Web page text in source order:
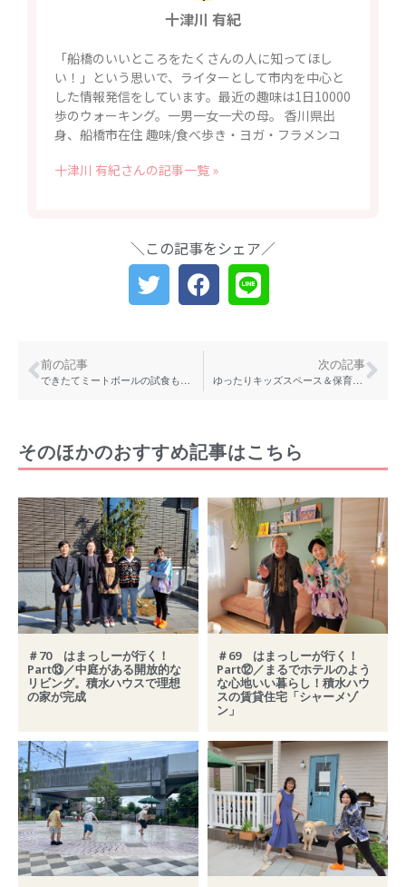
十津川 有紀
「船橋のいいところをたくさんの人に知ってほし
い！」という思いで、ライターとして市内を中心と
した情報発信をしています。最近の趣味は1日10000
歩のウォーキング。一男一女一犬の母。 香川県出
身、船橋市在住 趣味/食べ歩き・ヨガ・フラメンコ
十津川 有紀さんの記事一覧 »
＼この記事をシェア／
前の記事
できたてミートボールの試食も！ 八千代にある石井食品のハンバーグ・ミートボール製造工場見学が4年ぶりに再開
次の記事
ゆったりキッズスペース＆保育士付き託児サービスも！ 西船橋のプライベートヘアサロン「hair &spa salon kairos（カイロス）」
そのほかのおすすめ記事はこちら
＃70 はまっしーが行く！
Part⑬／中庭がある開放的な
リビング。積水ハウスで理想
の家が完成
＃69 はまっしーが行く！
Part⑫／まるでホテルのよう
な心地いい暮らし！積水ハウ
スの賃貸住宅「シャーメゾ
ン」